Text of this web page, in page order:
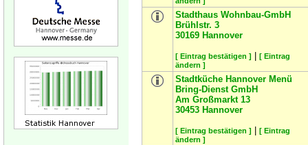
Stadthaus Wohnbau-GmbH
Brühlstr. 3
30169 Hannover
[ Eintrag bestätigen ]
[ Eintrag
ändern ]
Stadtküche Hannover Menü
Bring-Dienst GmbH
Am Großmarkt 13
30453 Hannover
[ Eintrag bestätigen ]
[ Eintrag
ändern ]